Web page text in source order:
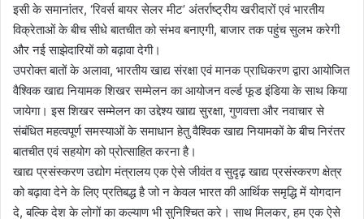
इसी के समानांतर, ‘रिवर्स बायर सेलर मीट’ अंतर्राष्ट्रीय खरीदारों एवं भारतीय
विक्रेताओं के बीच सीधे बातचीत को संभव बनाएगी, बाजार तक पहुंच सुलभ करेगी
और नई साझेदारियों को बढ़ावा देगी।
उपरोक्त बातों के अलावा, भारतीय खाद्य संरक्षा एवं मानक प्राधिकरण द्वारा आयोजित
वैश्विक खाद्य नियामक शिखर सम्मेलन का आयोजन वर्ल्ड फूड इंडिया के साथ किया
जायेगा। इस शिखर सम्मेलन का उद्देश्य खाद्य सुरक्षा, गुणवत्ता और नवाचार से
संबंधित महत्वपूर्ण समस्याओं के समाधान हेतु वैश्विक खाद्य नियामकों के बीच निरंतर
बातचीत एवं सहयोग को प्रोत्साहित करना है।
खाद्य प्रसंस्करण उद्योग मंत्रालय एक ऐसे जीवंत व सुदृढ़ खाद्य प्रसंस्करण क्षेत्र
को बढ़ावा देने के लिए प्रतिबद्ध है जो न केवल भारत की आर्थिक समृद्धि में योगदान
दे, बल्कि देश के लोगों का कल्याण भी सुनिश्चित करे। साथ मिलकर, हम एक ऐसे